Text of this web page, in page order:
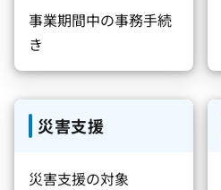
事業期間中の事務手続
き
災害支援
災害支援の対象